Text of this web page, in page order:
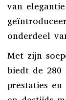
van
onderdeel
Met zijn
biedt de 280
prestaties